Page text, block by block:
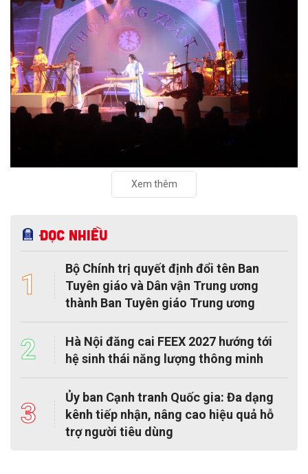
Xem thêm
Đọc nhiều
1
Bộ Chính trị quyết định đổi tên Ban
Tuyên giáo và Dân vận Trung ương
thành Ban Tuyên giáo Trung ương
2
Hà Nội đăng cai FEEX 2027 hướng tới
hệ sinh thái năng lượng thông minh
3
Ủy ban Cạnh tranh Quốc gia: Đa dạng
kênh tiếp nhận, nâng cao hiệu quả hỗ
trợ người tiêu dùng